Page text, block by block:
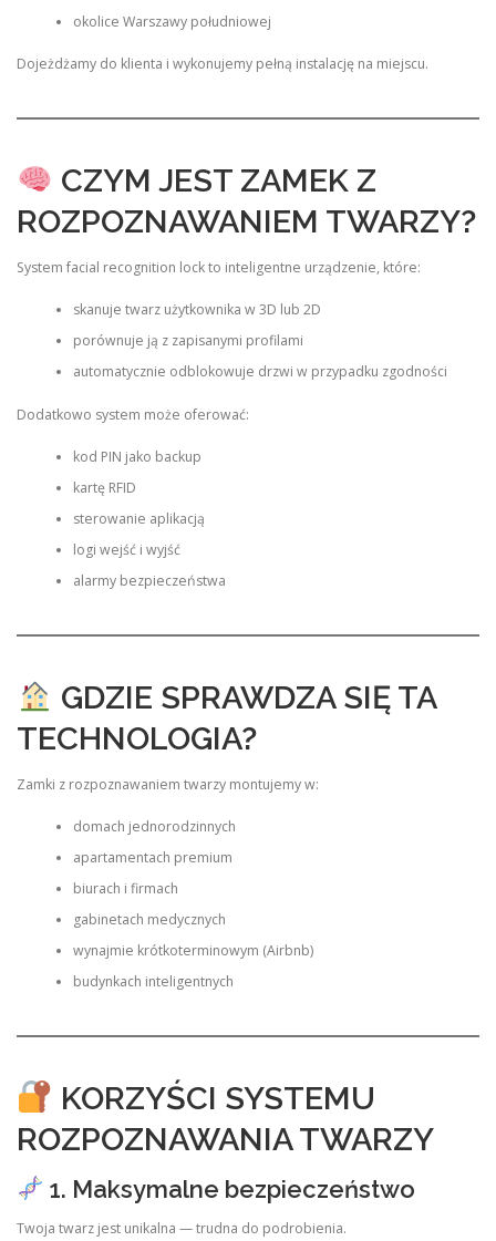
okolice Warszawy południowej
Dojeżdżamy do klienta i wykonujemy pełną instalację na miejscu.
CZYM JEST ZAMEK Z
ROZPOZNAWANIEM TWARZY?
System facial recognition lock to inteligentne urządzenie, które:
skanuje twarz użytkownika w 3D lub 2D
porównuje ją z zapisanymi profilami
automatycznie odblokowuje drzwi w przypadku zgodności
Dodatkowo system może oferować:
kod PIN jako backup
kartę RFID
sterowanie aplikacją
logi wejść i wyjść
alarmy bezpieczeństwa
GDZIE SPRAWDZA SIĘ TA
TECHNOLOGIA?
Zamki z rozpoznawaniem twarzy montujemy w:
domach jednorodzinnych
apartamentach premium
biurach i firmach
gabinetach medycznych
wynajmie krótkoterminowym (Airbnb)
budynkach inteligentnych
KORZYŚCI SYSTEMU
ROZPOZNAWANIA TWARZY
1. Maksymalne bezpieczeństwo
Twoja twarz jest unikalna — trudna do podrobienia.